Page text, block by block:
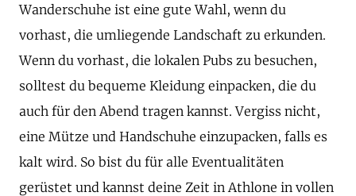
Wanderschuhe ist eine gute Wahl, wenn du
vorhast, die umliegende Landschaft zu erkunden.
Wenn du vorhast, die lokalen Pubs zu besuchen,
solltest du bequeme Kleidung einpacken, die du
auch für den Abend tragen kannst. Vergiss nicht,
eine Mütze und Handschuhe einzupacken, falls es
kalt wird. So bist du für alle Eventualitäten
gerüstet und kannst deine Zeit in Athlone in vollen